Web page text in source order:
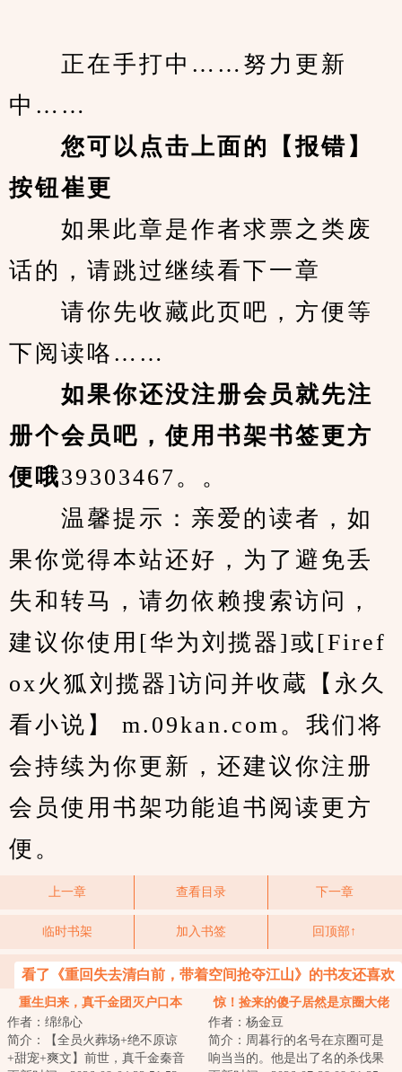
正在手打中……努力更新
中……
您可以点击上面的【报错】
按钮崔更
如果此章是作者求票之类废
话的，请跳过继续看下一章
请你先收藏此页吧，方便等
下阅读咯……
如果你还没注册会员就先注
册个会员吧，使用书架书签更方
便哦39303467。。
温馨提示：亲爱的读者，如
果你觉得本站还好，为了避免丢
失和转马，请勿依赖搜索访问，
建议你使用[华为刘揽器]或[Firef
ox火狐刘揽器]访问并收蔵【永久
看小说】 m.09kan.com。我们将
会持续为你更新，还建议你注册
会员使用书架功能追书阅读更方
便。
上一章 查看目录 下一章
临时书架 加入书签 回顶部↑
看了《重回失去清白前，带着空间抢夺江山》的书友还喜欢
看
重生归来，真千金团灭户口本
作者：绵绵心
简介：【全员火葬场+绝不原谅
+甜宠+爽文】前世，真千金秦音
惊！捡来的傻子居然是京圈大佬
作者：杨金豆
简介：周暮行的名号在京圈可是
响当当的。他是出了名的杀伐果